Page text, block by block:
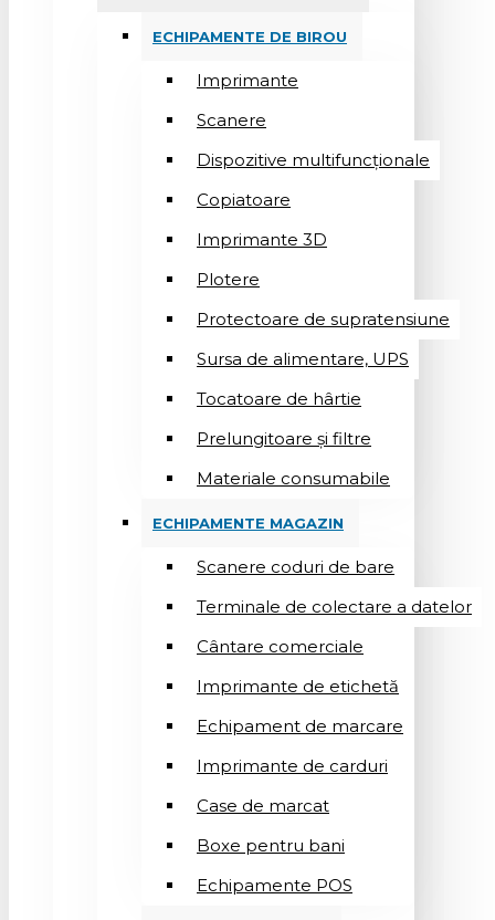
ECHIPAMENTE DE BIROU
Imprimante
Scanere
Dispozitive multifuncționale
Copiatoare
Imprimante 3D
Plotere
Protectoare de supratensiune
Sursa de alimentare, UPS
Tocatoare de hârtie
Prelungitoare și filtre
Materiale consumabile
ECHIPAMENTE MAGAZIN
Scanere coduri de bare
Terminale de colectare a datelor
Cântare comerciale
Imprimante de etichetă
Echipament de marcare
Imprimante de carduri
Case de marcat
Boxe pentru bani
Echipamente POS